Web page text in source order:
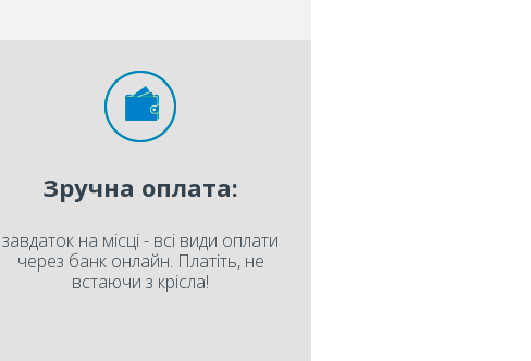
Зручна оплата:
завдаток на місці - всі види оплати
через банк онлайн. Платіть, не
встаючи з крісла!